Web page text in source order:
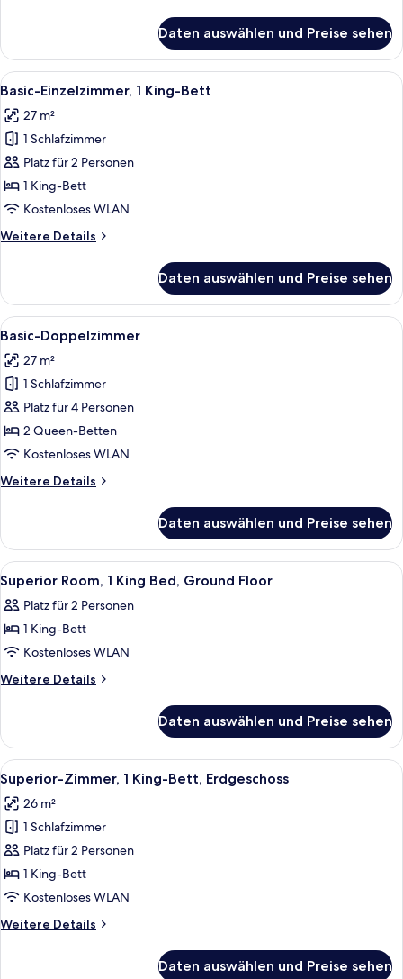
Bed
anzeigen
Single
Room,
1
Bed
Daten auswählen und Preise sehen
Alle
Fotos
für
Basic-
Einzelzimmer,
1 King-
Bett
Ein Hotelzimmer mit einem Bett,
4
Basic-Einzelzimmer, 1 King-Bett
27 m²
1 Schlafzimmer
Platz für 2 Personen
1 King-Bett
Kostenloses WLAN
Weitere Details
Weitere
Einzelzimmer,
1 King-
Bett
Daten auswählen und Preise sehen
Alle
Fotos
für
Basic-
Doppelzimmer
anzeigen
Ein Hotelzimmer mit zwei Betten,
4
Basic-Doppelzimmer
27 m²
1 Schlafzimmer
Platz für 4 Personen
2 Queen-Betten
Kostenloses WLAN
Weitere Details
Weitere
Doppelzimmer
Daten auswählen und Preise sehen
Alle
Fotos
für
Superior
Room,
1
Ground
Floor
anzeigen
Ein Hotelzimmer mit einem Bett,
5
Superior Room, 1 King Bed, Ground Floor
Platz für 2 Personen
1 King-Bett
Kostenloses WLAN
Weitere Details
Weitere
Room,
King
Bed,
Ground
Floor
Daten auswählen und Preise sehen
Alle
Fotos
für
Superior-
Zimmer,
1 King-
Bett,
anzeigen
Ein Hotelzimmer mit einem Bett,
5
Superior-Zimmer, 1 King-Bett, Erdgeschoss
26 m²
1 Schlafzimmer
Platz für 2 Personen
1 King-Bett
Kostenloses WLAN
Weitere Details
Weitere
Daten auswählen und Preise sehen